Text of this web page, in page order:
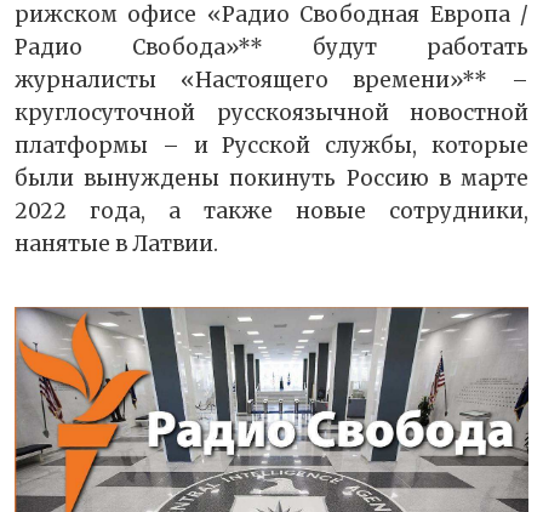
рижском офисе «Радио Свободная Европа /
Радио Свобода»** будут работать
журналисты «Настоящего времени»** –
круглосуточной русскоязычной новостной
платформы – и Русской службы, которые
были вынуждены покинуть Россию в марте
2022 года, а также новые сотрудники,
нанятые в Латвии.